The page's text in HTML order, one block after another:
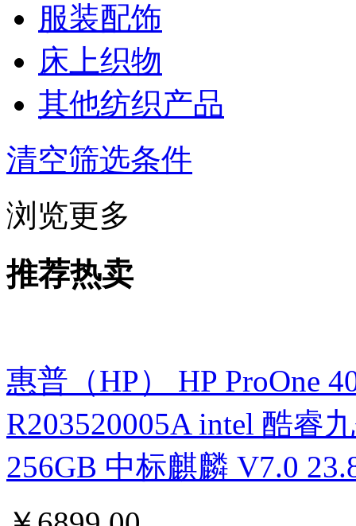
服装配饰
床上织物
其他纺织产品
清空筛选条件
浏览更多
推荐热卖
惠普（HP） HP ProOne
R203520005A intel 酷睿
256GB 中标麒麟 V7.0